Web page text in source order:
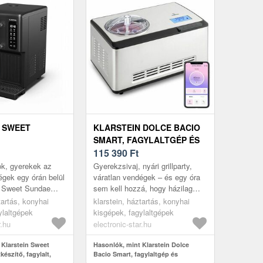
ÉS
TISZTÍTÁS
gyerekek az
egy órán belül
Sundae
amikor te. 1, 5
és...
konyhai
Sweet
fagylalt,
KLARSTEIN DOLCE BACIO
SMART, FAGYLALTGÉP ÉS
JOGHURTKÉSZÍTŐ,
KOMPRESSZOR, 2 L, WIFI,
ÉRINTŐKÉPERNYŐ,
ROZSDAMENTES ACÉL
115 390 Ft
Gyerekzsivaj, nyári grillparty,
váratlan vendégek – és egy óra
sem kell hozzá, hogy házilag
készített, krémes fagylalt
kerüljön az asztalra. A Klar...
klarstein, háztartás, konyhai
kisgépek, fagylaltgépek
electronic-star.hu
Hasonlók, mint Klarstein Dolce
Bacio Smart, fagylaltgép és